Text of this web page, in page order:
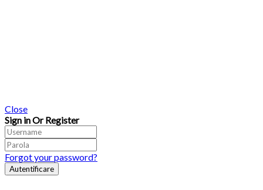
Close
Sign in Or Register
Forgot your password?